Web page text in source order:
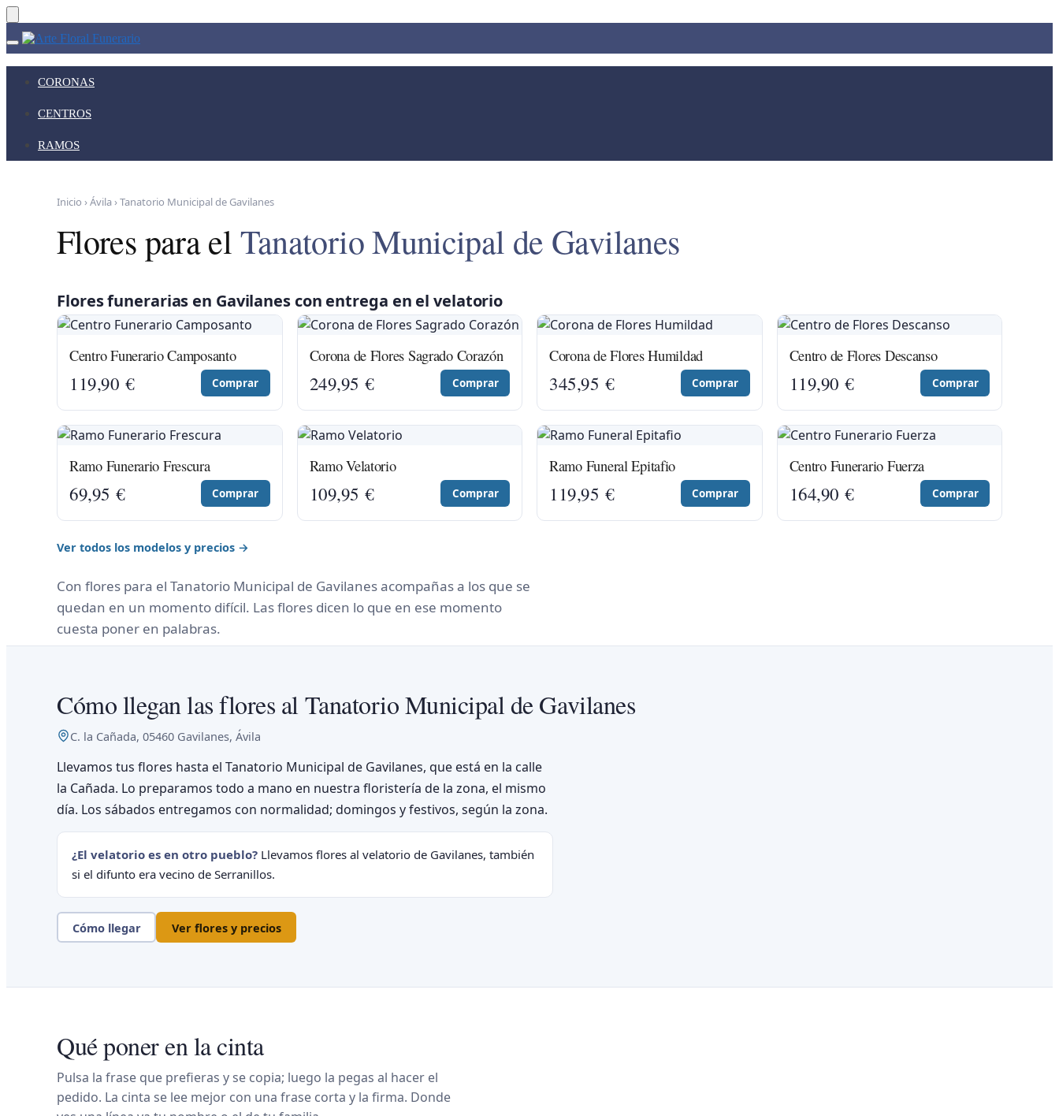
Skip
to
navigation
Skip
to
content
CORONAS
CENTROS
RAMOS
Inicio ›Ávila›Tanatorio Municipal de Gavilanes
Flores para elTanatorio Municipal de Gavilanes
Flores funerarias en Gavilanes con entrega en el velatorio
Centro Funerario Camposanto
119,90 € Comprar
Corona de Flores Sagrado Corazón
249,95€ Comprar
Corona de Flores Humildad
345,95 € Comprar
Centro de Flores Descanso
119,90€ Comprar
Ramo Funerario Frescura
69,95€ Comprar
Ramo Velatorio
109,95€ Comprar
Ramo Funeral Epitafio
119,95 € Comprar
Centro Funerario Fuerza
164,90€ Comprar
Ver todos los modelos y precios →
Con flores para el Tanatorio Municipal de Gavilanes acompañas a los que se
quedan en un momento difícil. Las flores dicen lo que en ese momento
cuesta poner en palabras.
Cómo llegan las flores al Tanatorio Municipal de Gavilanes
C. la Cañada, 05460 Gavilanes, Ávila
Llevamos tus flores hasta el Tanatorio Municipal de Gavilanes, que está en la calle
la Cañada. Lo preparamos todo a mano en nuestra floristería de la zona, el mismo
día. Los sábados entregamos con normalidad; domingos y festivos, según la zona.
¿El velatorio es en otro pueblo? Llevamos flores al velatorio de Gavilanes, también
si el difunto era vecino de Serranillos.
Cómo llegar Ver flores y precios
Qué poner en la cinta
Pulsa la frase que prefieras y se copia; luego la pegas al hacer el
pedido. La cinta se lee mejor con una frase corta y la firma. Donde